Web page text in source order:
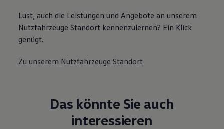
Lust, auch die Leistungen und Angebote an unserem
Nutzfahrzeuge Standort kennenzulernen? Ein Klick
genügt.
Zu unserem Nutzfahrzeuge Standort
Das könnte Sie auch
interessieren